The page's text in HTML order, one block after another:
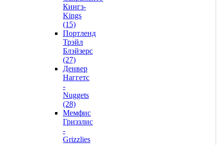
Кингз-
Kings
(15)
Портленд
Трэйл
Блэйзерс
(27)
Денвер
Наггетс
-
Nuggets
(28)
Мемфис
Гриззлис
-
Grizzlies